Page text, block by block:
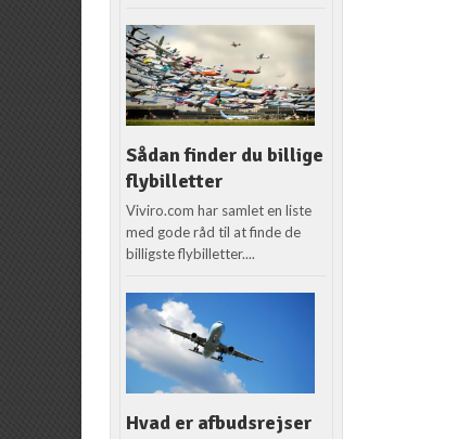
Sådan finder du billige
flybilletter
Viviro.com har samlet en liste
med gode råd til at finde de
billigste flybilletter....
Hvad er afbudsrejser